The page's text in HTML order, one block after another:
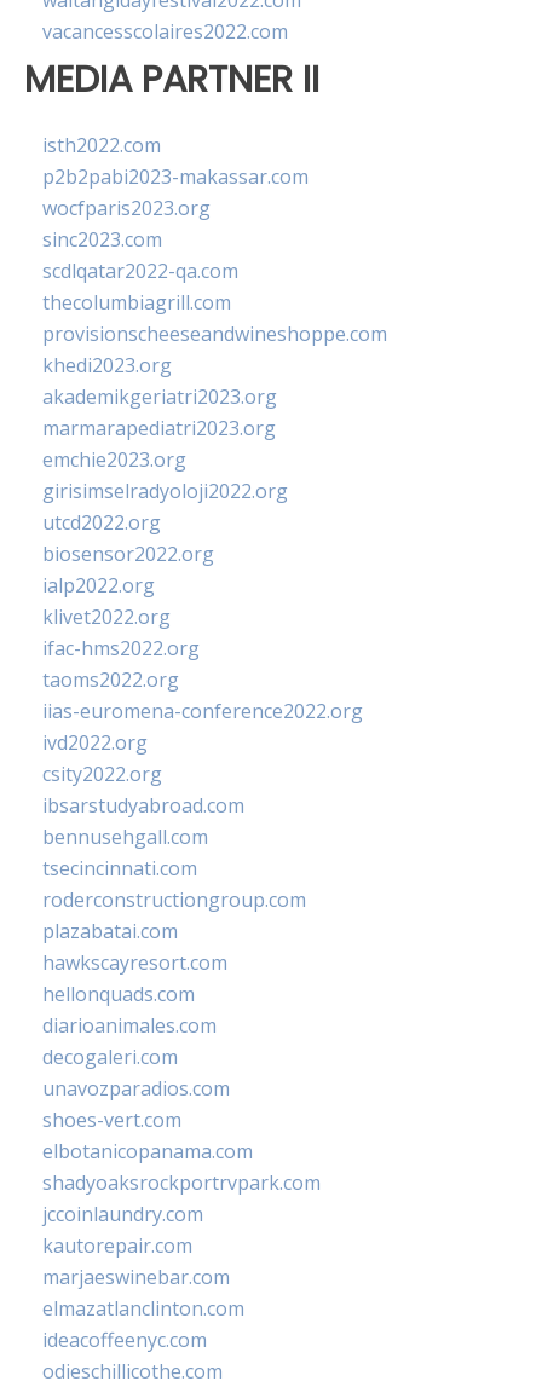
vacancesscolaires2022.com
MEDIA PARTNER II
isth2022.com
p2b2pabi2023-makassar.com
wocfparis2023.org
sinc2023.com
scdlqatar2022-qa.com
thecolumbiagrill.com
provisionscheeseandwineshoppe.com
khedi2023.org
akademikgeriatri2023.org
marmarapediatri2023.org
emchie2023.org
girisimselradyoloji2022.org
utcd2022.org
biosensor2022.org
ialp2022.org
klivet2022.org
ifac-hms2022.org
taoms2022.org
iias-euromena-conference2022.org
ivd2022.org
csity2022.org
ibsarstudyabroad.com
bennusehgall.com
tsecincinnati.com
roderconstructiongroup.com
plazabatai.com
hawkscayresort.com
hellonquads.com
diarioanimales.com
decogaleri.com
unavozparadios.com
shoes-vert.com
elbotanicopanama.com
shadyoaksrockportrvpark.com
jccoinlaundry.com
kautorepair.com
marjaeswinebar.com
elmazatlanclinton.com
ideacoffeenyc.com
odieschillicothe.com